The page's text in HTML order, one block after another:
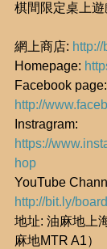
棋間限定桌上
網上商店:
Homepage:
Facebook page:
http://
Instragram:
https://
hop
YouTube
http://bit.ly/
地址: 油麻地上
麻地MTR A1）